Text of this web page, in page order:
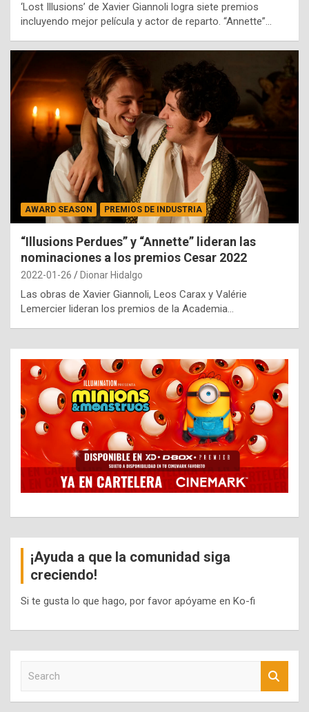
‘Lost Illusions’ de Xavier Giannoli logra siete premios
incluyendo mejor película y actor de reparto. “Annette”…
AWARD SEASON PREMIOS DE INDUSTRIA
“Illusions Perdues” y “Annette” lideran las
nominaciones a los premios Cesar 2022
2022-01-26 Dionar Hidalgo
Las obras de Xavier Giannoli, Leos Carax y Valérie
Lemercier lideran los premios de la Academia…
¡Ayuda a que la comunidad siga
creciendo!
Si te gusta lo que hago, por favor apóyame en Ko-fi